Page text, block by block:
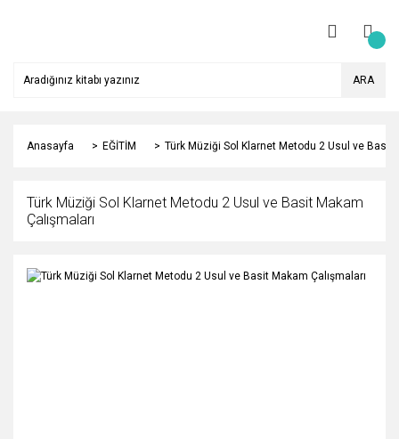
ARA
Anasayfa EĞİTİM Türk Müziği Sol Klarnet Metodu 2 Usul ve Basit
Türk Müziği Sol Klarnet Metodu 2 Usul ve Basit Makam
Çalışmaları